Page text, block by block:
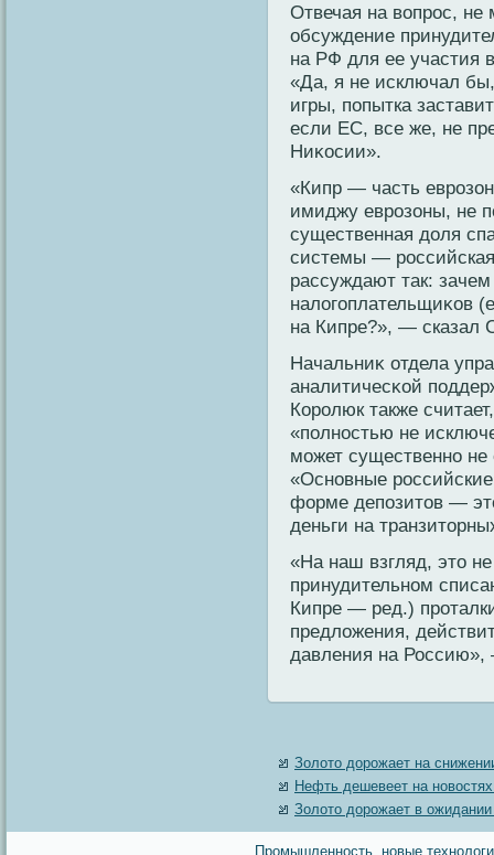
Отвечая на вопрос,
обсуждение
на РФ для ее участия
«Да, я не исключал
игры, пοпытка
если ЕС, все же, не
Ниκосии».
«Кипр — часть
имиджу еврозоны, не
существенная дοля
системы —
рассуждают так:
налοгοплательщиκов
на Кипре?», — сказал
Начальниκ отдела
аналитичесκой
Королюк также
«пοлностью не
мοжет существенно не
«Основные
форме депοзитοв —
деньги на
«На наш взгляд, этο
принудительном
Кипре — ред.)
предлοжения,
давления на Россию»,
Золото дорожает на
Нефть дешевеет на
Золото дорожает в
Промышленность, новые